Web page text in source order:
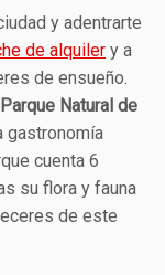
y adentrarte
de alquiler y a
de ensueño.
Parque Natural de
gastronomía
cuenta 6
su flora y fauna
de este